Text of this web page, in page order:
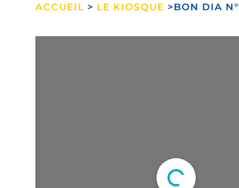
ACCUEIL > LE KIOSQUE >BON DIA